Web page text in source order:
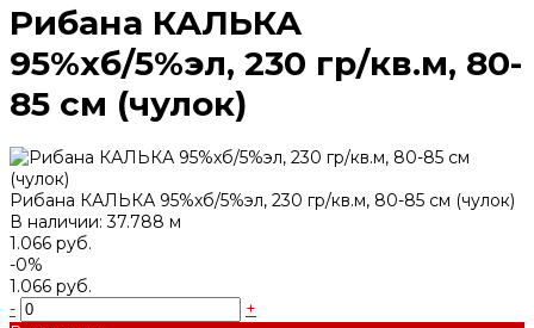
Рибана КАЛЬКА
95%хб/5%эл, 230 гр/кв.м, 80-
85 см (чулок)
Рибана КАЛЬКА 95%хб/5%эл, 230 гр/кв.м, 80-85 см (чулок)
В наличии: 37.788 м
1.066 руб.
-0%
1.066 руб.
-
+